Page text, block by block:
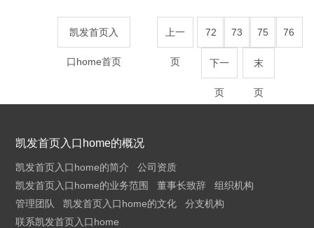
凯发首页入
口home首页
上一
页
72 73 75 76
下一
页
末
页
凯发首页入口home的概况
凯发首页入口home的简介
公司资质
凯发首页入口home的业务范围
董事长致辞
组织机构
管理团队
凯发首页入口home的文化
分支机构
联系凯发首页入口home